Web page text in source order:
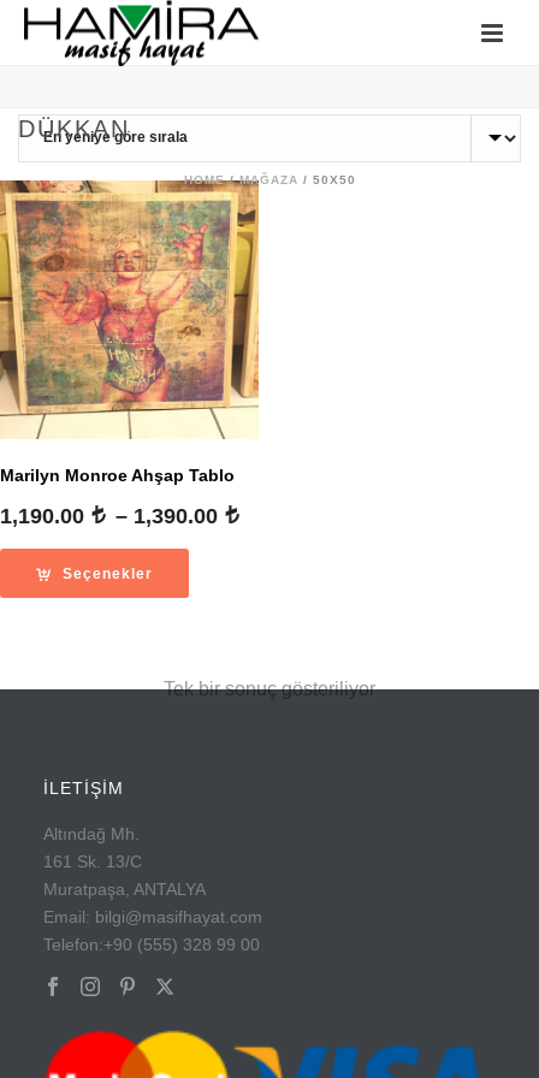
DÜKKAN
HOME/MAĞAZA / 50X50
Marilyn Monroe Ahşap Tablo
1,190.00 – 1,390.00
Seçenekler
Tek bir sonuç gösteriliyor
İLETİŞİM
Altındağ Mh.
161 Sk. 13/C
Muratpaşa, ANTALYA
Email: bilgi@masifhayat.com
Telefon:+90 (555) 328 99 00